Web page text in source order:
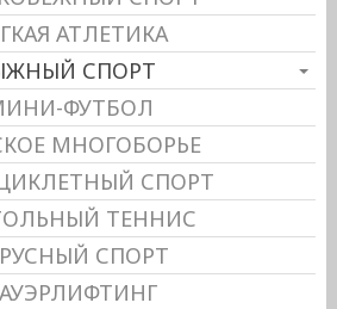
АТЛЕТИКА
СПОРТ
ФУТБОЛ
МНОГОБОРЬЕ
СПОРТ
ТЕННИС
СПОРТ